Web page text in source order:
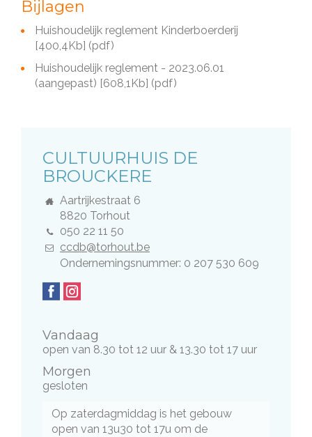
Bijlagen
Huishoudelijk reglement Kinderboerderij
[400,4Kb] (pdf)
Huishoudelijk reglement - 2023.06.01
(aangepast) [608,1Kb] (pdf)
DIENST
CULTUURHUIS DE
BROUCKERE
AdresAartrijkestraat 6
,8820 Torhout
Tel. 050 22 11 50
E-
mail
ccdb@torhout.be
contact-
companynumber
Ondernemingsnummer: 0 207 530 609
Volg
ons
Facebook
Instagram
Vandaag
open van 8.30 tot 12 uur & 13.30 tot 17 uur
Morgen
gesloten
Op zaterdagmiddag is het gebouw
open van 13u30 tot 17u om de